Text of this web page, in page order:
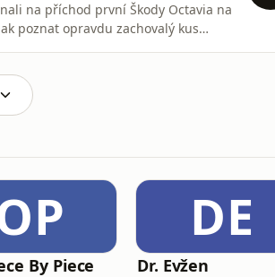
na příchod první Škody Octavia na
poznat opravdu zachovalý kus
By Piece
DE
Dr. Evžen